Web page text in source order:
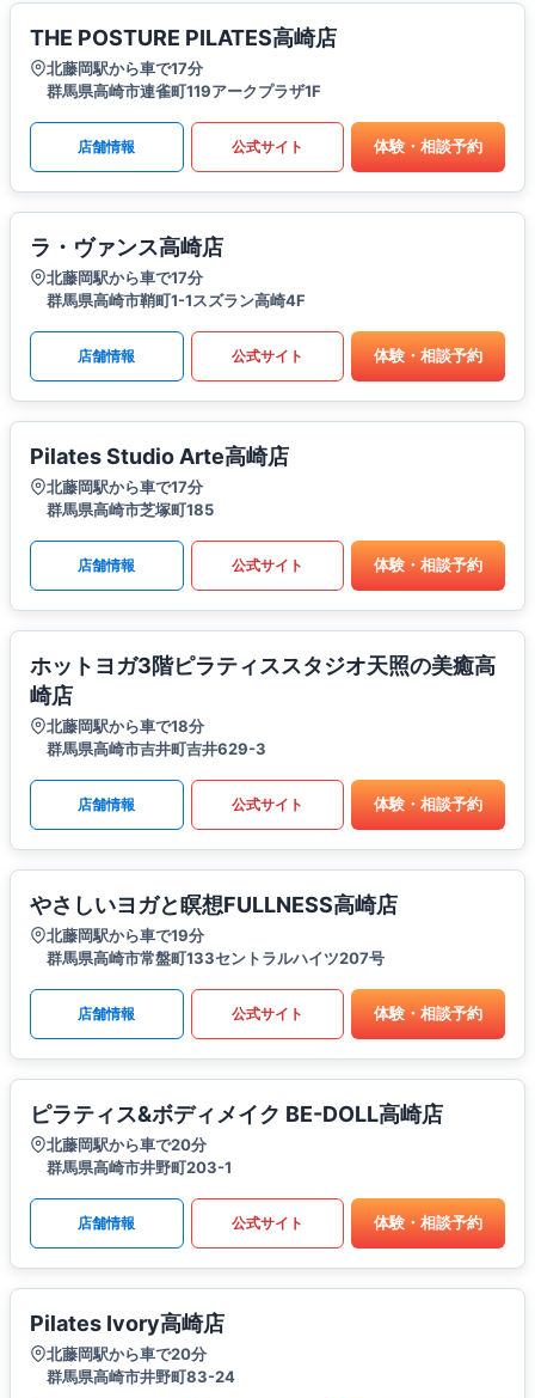
THE POSTURE PILATES高崎店
北藤岡駅から車で17分
群馬県高崎市連雀町119アークプラザ1F
店舗情報 公式サイト 体験・相談予約
ラ・ヴァンス高崎店
北藤岡駅から車で17分
群馬県高崎市鞘町1-1スズラン高崎4F
店舗情報 公式サイト 体験・相談予約
Pilates Studio Arte高崎店
北藤岡駅から車で17分
群馬県高崎市芝塚町185
店舗情報 公式サイト 体験・相談予約
ホットヨガ3階ピラティススタジオ天照の美癒高
崎店
北藤岡駅から車で18分
群馬県高崎市吉井町吉井629-3
店舗情報 公式サイト 体験・相談予約
やさしいヨガと瞑想FULLNESS高崎店
北藤岡駅から車で19分
群馬県高崎市常盤町133セントラルハイツ207号
店舗情報 公式サイト 体験・相談予約
ピラティス&ボディメイク BE-DOLL高崎店
北藤岡駅から車で20分
群馬県高崎市井野町203-1
店舗情報 公式サイト 体験・相談予約
Pilates Ivory高崎店
北藤岡駅から車で20分
群馬県高崎市井野町83-24